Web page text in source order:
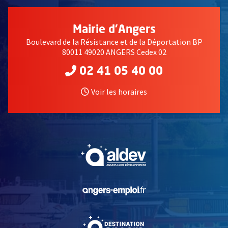
Mairie d'Angers
Boulevard de la Résistance et de la Déportation BP
80011 49020 ANGERS Cedex 02
02 41 05 40 00
Voir les horaires
, Ouvre une nouvelle